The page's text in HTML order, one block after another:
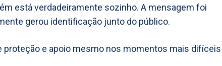
está verdadeiramente sozinho. A mensagem foi
gerou identificação junto do público.
proteção e apoio mesmo nos momentos mais difíceis